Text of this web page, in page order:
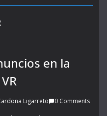
en la
Ligarreto 0 Comments